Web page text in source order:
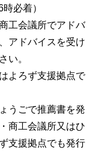
必着）
工会議所でアドバ
アドバイスを受け
い。
よろず支援拠点で
うごで推薦書を発
商工会議所又はひ
支援拠点でも発行